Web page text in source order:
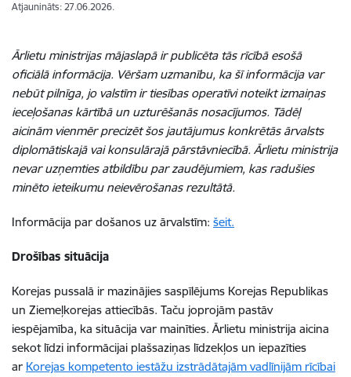
Atjaunināts: 27.06.2026.
Ārlietu ministrijas mājaslapā ir publicēta tās rīcībā esošā
oficiālā informācija. Vēršam uzmanību, ka šī informācija var
nebūt pilnīga, jo valstīm ir tiesības operatīvi noteikt izmaiņas
ieceļošanas kārtībā un uzturēšanās nosacījumos. Tādēļ
aicinām vienmēr precizēt šos jautājumus konkrētās ārvalsts
diplomātiskajā vai konsulārajā pārstāvniecībā. Ārlietu ministrija
nevar uzņemties atbildību par zaudējumiem, kas radušies
minēto ieteikumu neievērošanas rezultātā.
Informācija par došanos uz ārvalstīm: šeit.
Drošības situācija
Korejas pussalā ir mazinājies saspīlējums Korejas Republikas
un Ziemeļkorejas attiecībās. Taču joprojām pastāv
iespējamība, ka situācija var mainīties. Ārlietu ministrija aicina
sekot līdzi informācijai plašsaziņas līdzekļos un iepazīties
ar Korejas kompetento iestāžu izstrādātajām vadlīnijām rīcībai